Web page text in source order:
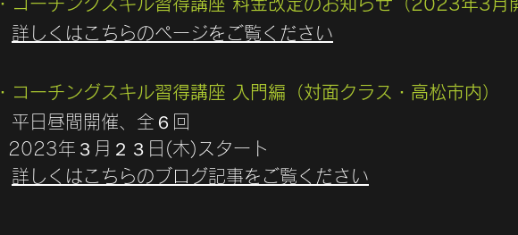
・コーチングスキル習得講座 料金改定のお知らせ（2023年3月
詳しくはこちらのページをご覧ください
・コーチングスキル習得講座 入門編（対面クラス・高松市内）
平日昼間開催、全６回
2023年３月２３日(木)スタート
詳しくはこちらのブログ記事をご覧ください